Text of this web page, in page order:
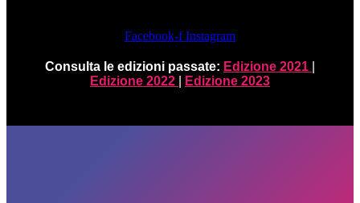
Facebook-f Instagram
Consulta le edizioni passate: Edizione 2021
Edizione 2022
Edizione 2023